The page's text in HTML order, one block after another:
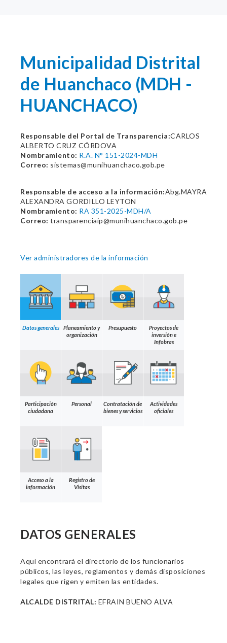
Municipalidad Distrital
de Huanchaco (MDH -
HUANCHACO)
Responsable del Portal de Transparencia:CARLOS
ALBERTO CRUZ CÓRDOVA
Nombramiento: R.A. N° 151-2024-MDH
Correo: sistemas@munihuanchaco.gob.pe
Responsable de acceso a la información:Abg.MAYRA
ALEXANDRA GORDILLO LEYTON
Nombramiento: RA 351-2025-MDH/A
Correo: transparenciaip@munihuanchaco.gob.pe
Ver administradores de la información
Datos generales
Planeamiento y
organización
Presupuesto
Proyectos de
inversión e
Infobras
Participación
ciudadana
Personal
Contratación de
bienes y servicios
Actividades
oficiales
Acceso a la
información
Registro de
Visitas
DATOS GENERALES
Aquí encontrará el directorio de los funcionarios
públicos, las leyes, reglamentos y demás disposiciones
legales que rigen y emiten las entidades.
ALCALDE DISTRITAL: EFRAIN BUENO ALVA